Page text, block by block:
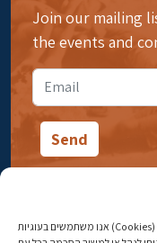
אנו משתמשים בעוגיות (Cookies) לצורך הפעלת האתר, ניתוח ושיווק מותאם אישית.
Join our mailing
the events and
14 Ibn